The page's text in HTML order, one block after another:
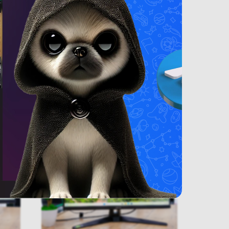
Игровой монитор ASUS TUF
Gaming VG249Q1A
В наличии
550BYN 650